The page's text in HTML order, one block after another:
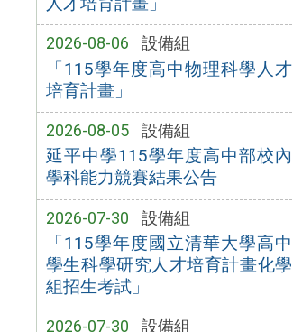
2026-08-06 設備組
「115學年度高中物理科學人才
培育計畫」
2026-08-05 設備組
延平中學115學年度高中部校內
學科能力競賽結果公告
2026-07-30 設備組
「115學年度國立清華大學高中
學生科學研究人才培育計畫化學
組招生考試」
2026-07-30 設備組